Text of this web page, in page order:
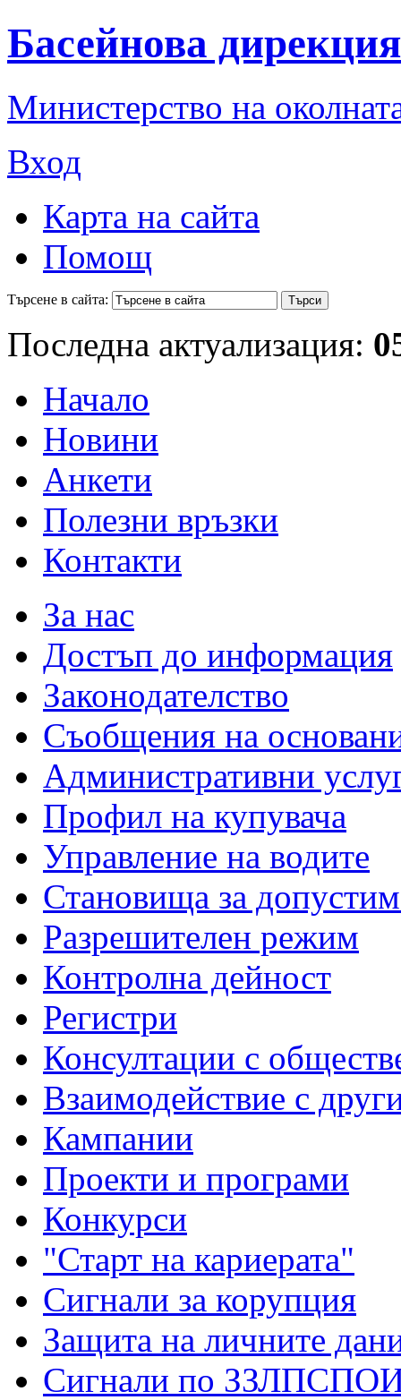
Басейнова
Министерство на
Вход
Карта на сайта
Помощ
Търсене в сайта:
Последна актуализация:
Начало
Новини
Анкети
Полезни връзки
Контакти
За нас
Достъп до информация
Законодателство
Съобщения на
Административни
Профил на купувача
Управление на водите
Становища за
Разрешителен режим
Контролна дейност
Регистри
Консултации с
Взаимодействие с
Кампании
Проекти и програми
Конкурси
"Старт на кариерата"
Сигнали за корупция
Защита на личните
Сигнали по